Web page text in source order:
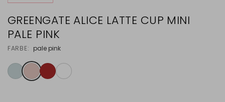
GREENGATE ALICE LATTE CUP MINI
PALE PINK
FARBE: pale pink